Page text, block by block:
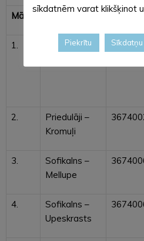
Mālupes pagastā
1.
Mālupe –
2.
Priedulāji –
Kromuļi
3.
Sofikalns –
Mellupe
4.
Sofikalns –
Upeskrasts
sīkdatnēm varat klikšķinot
Piekrītu